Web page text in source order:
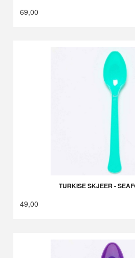
69,00
TURKISE SKJEER -
49,00